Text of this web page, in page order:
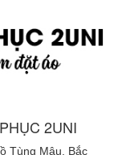
2UNI
Tùng Mậu, Bắc